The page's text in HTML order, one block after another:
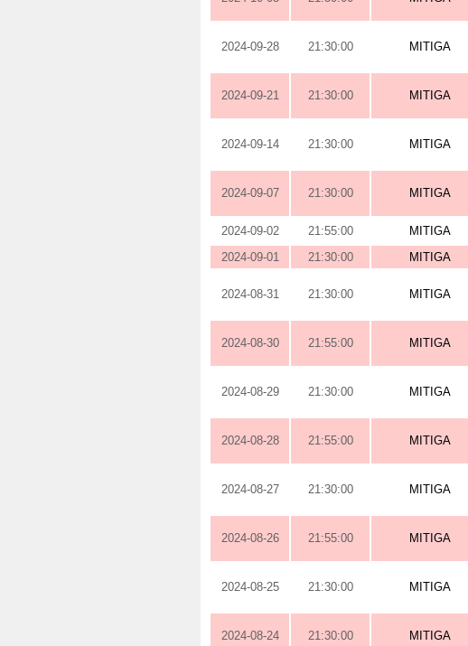
2024-09-28 21:30:00 MITIGA
2024-09-21 21:30:00 MITIGA
2024-09-14 21:30:00 MITIGA
2024-09-07 21:30:00 MITIGA
2024-09-02 21:55:00 MITIGA
2024-09-01
21:30:00 MITIGA
2024-08-31 21:30:00 MITIGA
2024-08-30 21:55:00 MITIGA
2024-08-29 21:30:00 MITIGA
2024-08-28 21:55:00 MITIGA
2024-08-27 21:30:00 MITIGA
2024-08-26 21:55:00 MITIGA
2024-08-25 21:30:00 MITIGA
2024-08-24 21:30:00 MITIGA